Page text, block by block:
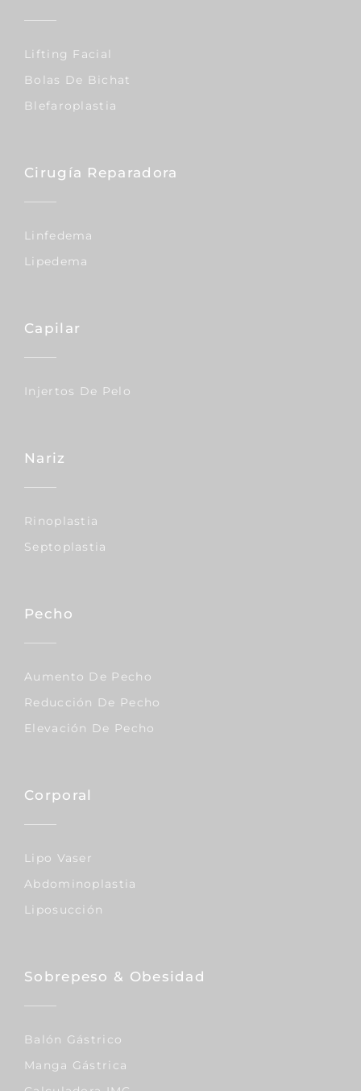
Lifting Facial
Bolas De Bichat
Blefaroplastia
Cirugía Reparadora
Linfedema
Lipedema
Capilar
Injertos De Pelo
Nariz
Rinoplastia
Septoplastia
Pecho
Aumento De Pecho
Reducción De Pecho
Elevación De Pecho
Corporal
Lipo Vaser
Abdominoplastia
Liposucción
Sobrepeso & Obesidad
Balón Gástrico
Manga Gástrica